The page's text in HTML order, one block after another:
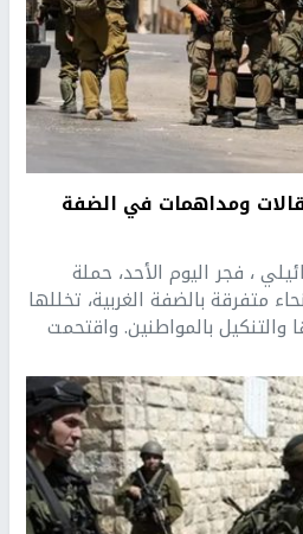
ومداهمات في الضفة
، فجر اليوم الأحد، حملة
متفرقة بالضفة الغربية، تخللها
بالمواطنين. واقتحمت